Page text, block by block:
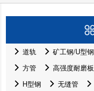
道轨 矿工钢/U型钢
方管
高强度耐磨板
H型钢
无缝管